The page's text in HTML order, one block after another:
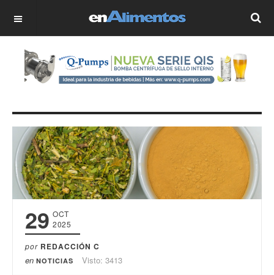
OFF CANVAS
29 OCT
2025
por REDACCIÓN C
en NOTICIAS Visto: 3413